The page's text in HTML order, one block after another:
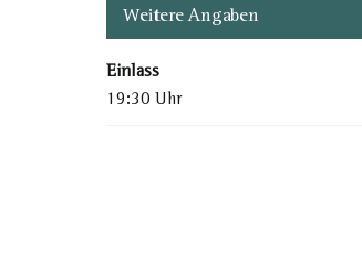
Weitere Angaben
Einlass
19:30 Uhr